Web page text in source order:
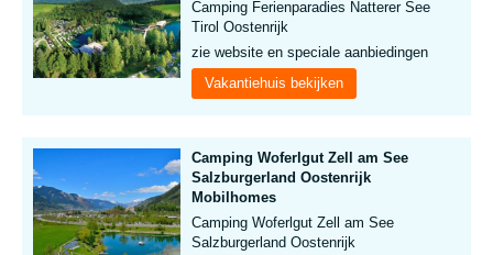
Camping Ferienparadies Natterer See
Tirol Oostenrijk
zie website en speciale aanbiedingen
Vakantiehuis bekijken
Camping Woferlgut Zell am See
Salzburgerland Oostenrijk
Mobilhomes
Camping Woferlgut Zell am See
Salzburgerland Oostenrijk